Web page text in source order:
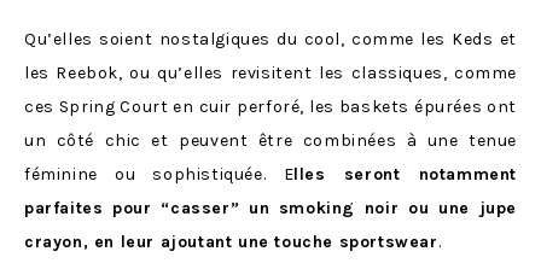
Qu’elles soient nostalgiques du cool, comme les Keds et
les Reebok, ou qu’elles revisitent les classiques, comme
ces Spring Court en cuir perforé, les baskets épurées ont
un côté chic et peuvent être combinées à une tenue
féminine ou sophistiquée. Elles seront notamment
parfaites pour “casser” un smoking noir ou une jupe
crayon, en leur ajoutant une touche sportswear.